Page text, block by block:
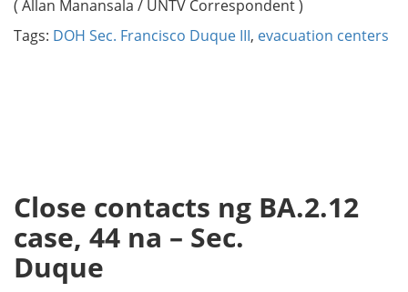
( Allan Manansala / UNTV Correspondent )
Tags: DOH Sec. Francisco Duque III, evacuation centers
Close contacts ng BA.2.12
case, 44 na – Sec.